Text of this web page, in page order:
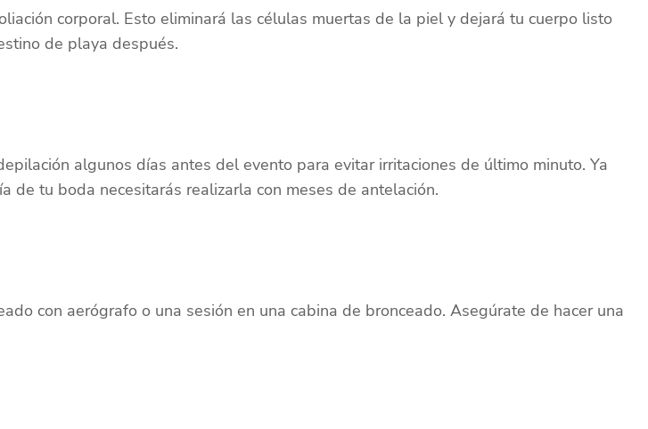
corporal. Esto eliminará las células muertas de la piel y dejará tu cuerpo listo
de playa después.
algunos días antes del evento para evitar irritaciones de último minuto. Ya
tu boda necesitarás realizarla con meses de antelación.
con aerógrafo o una sesión en una cabina de bronceado. Asegúrate de hacer una